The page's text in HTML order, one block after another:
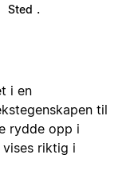
Sted .
i en
til
rydde opp i
riktig i